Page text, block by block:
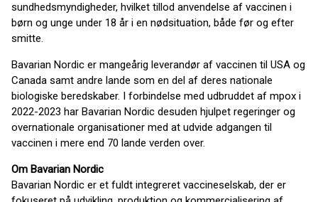
sundhedsmyndigheder, hvilket tillod anvendelse af vaccinen i
børn og unge under 18 år i en nødsituation, både før og efter
smitte.
Bavarian Nordic er mangeårig leverandør af vaccinen til USA og
Canada samt andre lande som en del af deres nationale
biologiske beredskaber. I forbindelse med udbruddet af mpox i
2022-2023 har Bavarian Nordic desuden hjulpet regeringer og
overnationale organisationer med at udvide adgangen til
vaccinen i mere end 70 lande verden over.
Om Bavarian Nordic
Bavarian Nordic er et fuldt integreret vaccineselskab, der er